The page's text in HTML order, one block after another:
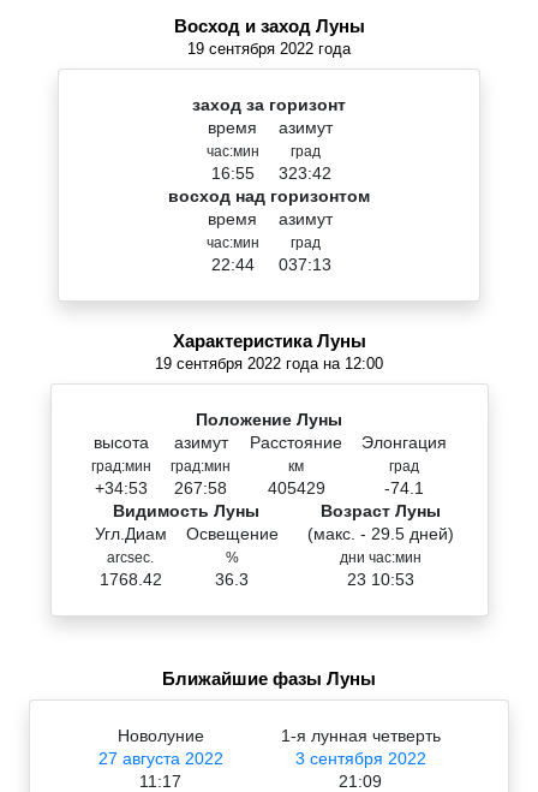
Восход и заход Луны
19 сентября 2022 года
заход за горизонт
время
час:мин
16:55
азимут
град
323:42
восход над горизонтом
время
час:мин
22:44
азимут
град
037:13
Характеристика Луны
19 сентября 2022 года на 12:00
Положение Луны
высота
град:мин
+34:53
азимут
град:мин
267:58
Расстояние
км
405429
Элонгация
град
-74.1
Видимость Луны
Угл.Диам
arcsec.
1768.42
Освещение
%
36.3
Возраст Луны
(макс. - 29.5 дней)
дни час:мин
23 10:53
Ближайшие фазы Луны
Новолуние
27 августа 2022
11:17
1-я лунная четверть
3 сентября 2022
21:09